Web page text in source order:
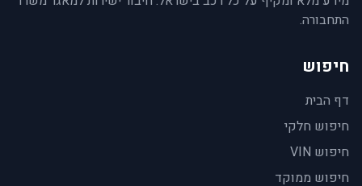
התחבורה.
חיפוש
דף הבית
חיפוש חלקי
חיפוש VIN
חיפוש ממוקד